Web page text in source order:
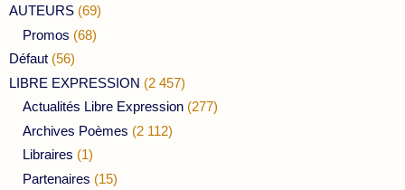
AUTEURS (69)
Promos (68)
Défaut (56)
LIBRE EXPRESSION (2 457)
Actualités Libre Expression (277)
Archives Poèmes (2 112)
Libraires (1)
Partenaires (15)